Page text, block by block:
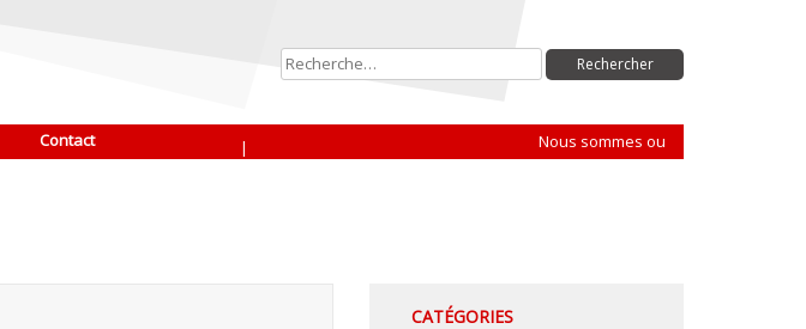
Rechercher :
| Nous sommes ouverts le lundi de
Contact
CATÉGORIES